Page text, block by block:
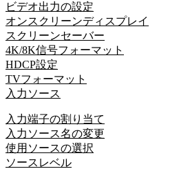
ビデオ出力の設定
オンスクリーンディスプレイ
スクリーンセーバー
4K/8K信号フォーマット
HDCP設定
TVフォーマット
入力ソース
入力端子の割り当て
入力ソース名の変更
使用ソースの選択
ソースレベル